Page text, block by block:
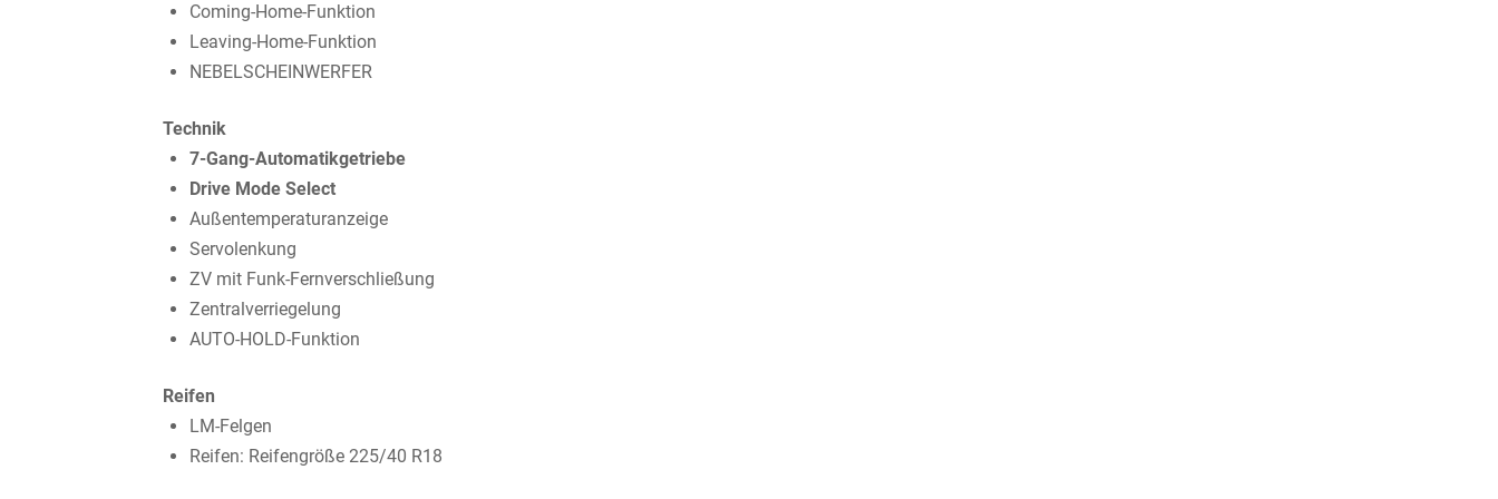
Coming-Home-Funktion
Leaving-Home-Funktion
NEBELSCHEINWERFER
Technik
7-Gang-Automatikgetriebe
Drive Mode Select
Außentemperaturanzeige
Servolenkung
ZV mit Funk-Fernverschließung
Zentralverriegelung
AUTO-HOLD-Funktion
Reifen
LM-Felgen
Reifen: Reifengröße 225/40 R18